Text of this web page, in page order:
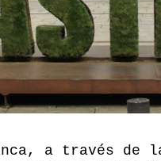
a través de